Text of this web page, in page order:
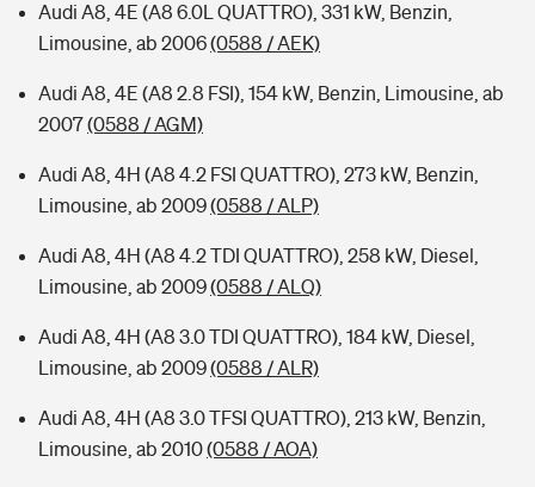
Audi A8, 4E (A8 6.0L QUATTRO), 331 kW, Benzin,
Limousine, ab 2006(0588 / AEK)
Audi A8, 4E (A8 2.8 FSI), 154 kW, Benzin, Limousine, ab
2007(0588 / AGM)
Audi A8, 4H (A8 4.2 FSI QUATTRO), 273 kW, Benzin,
Limousine, ab 2009(0588 / ALP)
Audi A8, 4H (A8 4.2 TDI QUATTRO), 258 kW, Diesel,
Limousine, ab 2009(0588 / ALQ)
Audi A8, 4H (A8 3.0 TDI QUATTRO), 184 kW, Diesel,
Limousine, ab 2009(0588 / ALR)
Audi A8, 4H (A8 3.0 TFSI QUATTRO), 213 kW, Benzin,
Limousine, ab 2010(0588 / AOA)